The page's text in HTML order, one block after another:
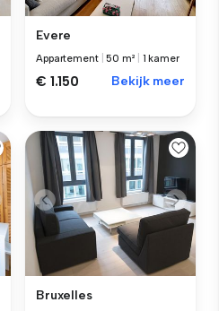
Evere
Appartement |50 m² 1 kamer
€ 1.150 Bekijk meer
Bruxelles